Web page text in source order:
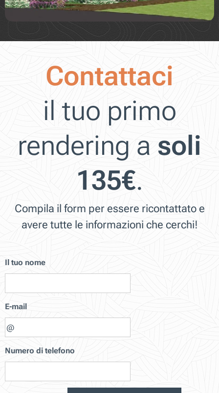
Contattaci
il tuo primo
rendering a soli
135€.
Compila il form per essere ricontattato e
avere tutte le informazioni che cerchi!
Il tuo nome
E-mail
Numero di telefono